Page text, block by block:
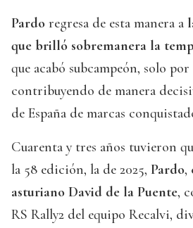
Pardo regresa de esta manera a
que brilló sobremanera la
que acabó subcampeón, solo
contribuyendo de manera
de España de marcas
Cuarenta y tres años tuvieron
la 58 edición, la de 2025, Pardo,
asturiano David de la Puente,
RS Rally2 del equipo Recalvi,